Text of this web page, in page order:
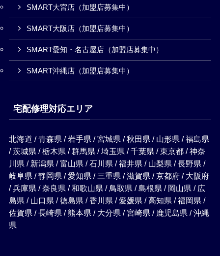
SMART大宮店（加盟店募集中）
SMART大阪店（加盟店募集中）
SMART愛知・名古屋店（加盟店募集中）
SMART沖縄店（加盟店募集中）
宅配修理対応エリア
北海道 / 青森県 / 岩手県 / 宮城県 / 秋田県 / 山形県 / 福島県
/ 茨城県 / 栃木県 / 群馬県 / 埼玉県 / 千葉県 / 東京都 / 神奈
川県 / 新潟県 / 富山県 / 石川県 / 福井県 / 山梨県 / 長野県 /
岐阜県 / 静岡県 / 愛知県 / 三重県 / 滋賀県 / 京都府 / 大阪府
/ 兵庫県 / 奈良県 / 和歌山県 / 鳥取県 / 島根県 / 岡山県 / 広
島県 / 山口県 / 徳島県 / 香川県 / 愛媛県 / 高知県 / 福岡県 /
佐賀県 / 長崎県 / 熊本県 / 大分県 / 宮崎県 / 鹿児島県 / 沖縄
県